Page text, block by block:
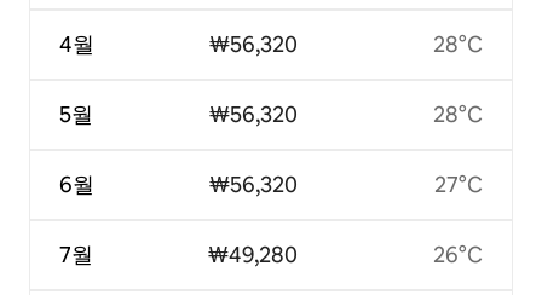
4월
5월
6월
7월
₩56,320
₩56,320
₩56,320
₩49,280
28°C
28°C
27°C
26°C